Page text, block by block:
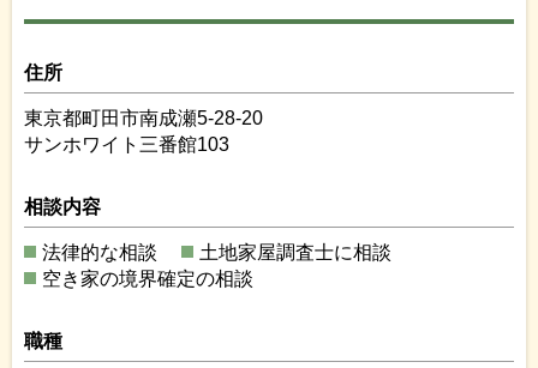
住所
東京都町田市南成瀬5-28-20
サンホワイト三番館103
相談内容
法律的な相談
土地家屋調査士に相談
空き家の境界確定の相談
職種